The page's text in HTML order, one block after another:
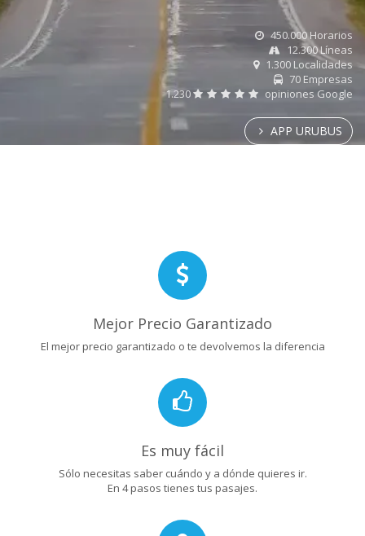
450.000 Horarios
12.300 Líneas
1.300 Localidades
70 Empresas
1.230
opiniones Google
APP URUBUS
Mejor Precio Garantizado
El mejor precio garantizado o te devolvemos la diferencia
Es muy fácil
Sólo necesitas saber cuándo y a dónde quieres ir.
En 4 pasos tienes tus pasajes.